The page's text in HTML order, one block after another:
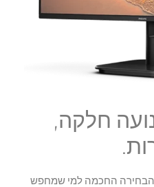
חלקה,
הבחירה החכמה למי שמחפש